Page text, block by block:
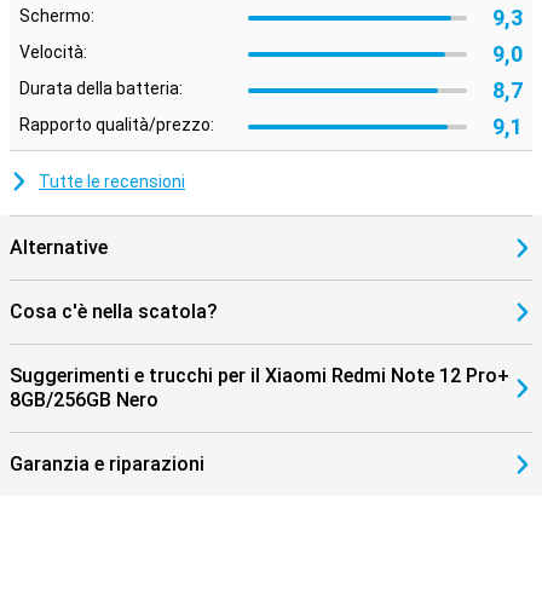
Schermo: 9,3
Velocità: 9,0
Durata della batteria: 8,7
Rapporto qualità/prezzo: 9,1
Tutte le recensioni
Alternative
Cosa c'è nella scatola?
Suggerimenti e trucchi per il Xiaomi Redmi Note 12 Pro+
8GB/256GB Nero
Garanzia e riparazioni